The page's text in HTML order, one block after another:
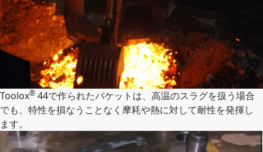
Toolox® 44で作られたバケットは、高温のスラグを扱う場合
でも、特性を損なうことなく摩耗や熱に対して耐性を発揮し
ます。